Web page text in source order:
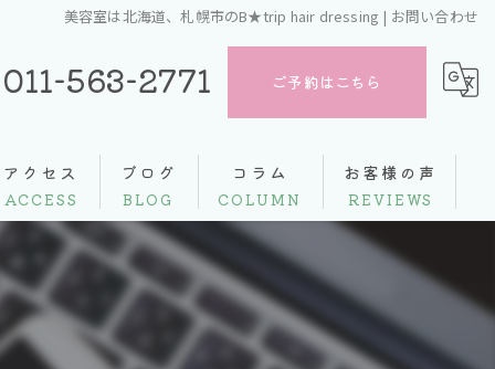
美容室は北海道、札幌市のB★trip hair dressing | お問い合わせ
011-563-2771 ご予約はこちら
アクセス
ACCESS
ブログ
BLOG
コラム
COLUMN
お客様の声
REVIEWS